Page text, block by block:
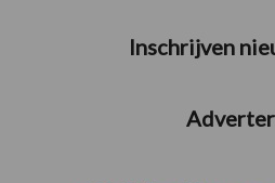
Inschrijven